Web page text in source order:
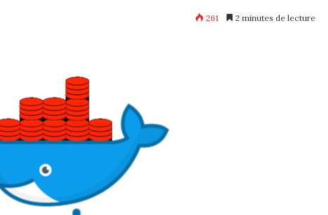
261 2 minutes de lecture